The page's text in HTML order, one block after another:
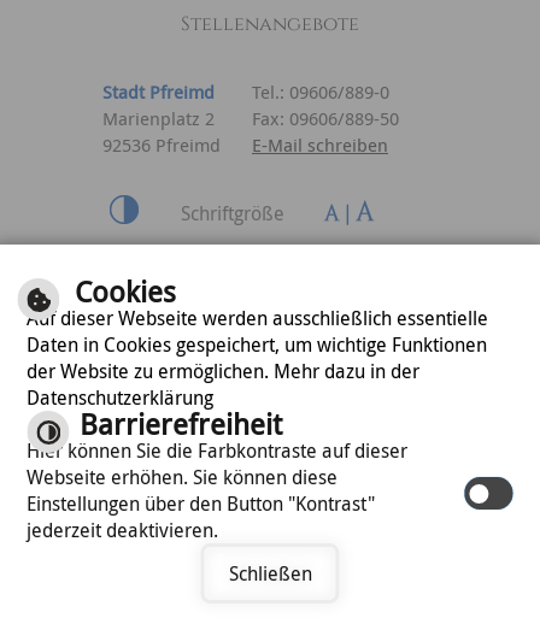
Stellenangebote
Stadt Pfreimd
Tel.: 09606/889-0
Marienplatz 2
Fax: 09606/889-50
92536 Pfreimd
E-Mail schreiben
Schriftgröße
Datenschutzerklärung
optimiert für
mobile Endgeräte
©cm city media GmbH
Termin vereinbaren
Cookies
Auf dieser Webseite werden ausschließlich essentielle
Daten in Cookies gespeichert, um wichtige Funktionen
der Website zu ermöglichen. Mehr dazu in der
Datenschutzerklärung
Barrierefreiheit
Hier können Sie die Farbkontraste auf dieser
Webseite erhöhen. Sie können diese
Einstellungen über den Button "Kontrast"
jederzeit deaktivieren.
Schließen